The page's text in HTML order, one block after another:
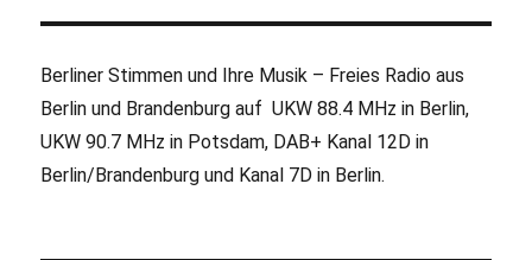
Berliner Stimmen und Ihre Musik – Freies Radio aus
Berlin und Brandenburg auf UKW 88.4 MHz in Berlin,
UKW 90.7 MHz in Potsdam, DAB+ Kanal 12D in
Berlin/Brandenburg und Kanal 7D in Berlin.